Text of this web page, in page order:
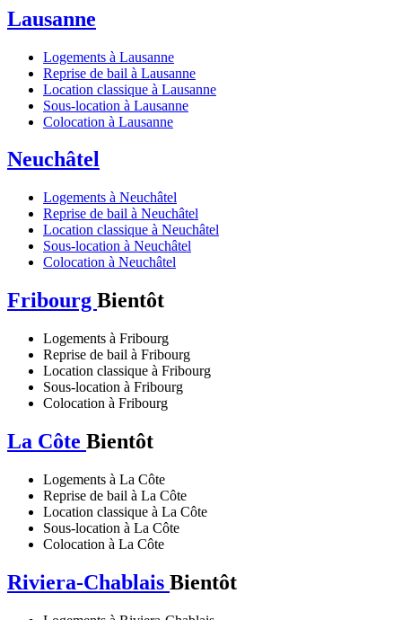
Lausanne
Logements à Lausanne
Reprise de bail à Lausanne
Location classique à Lausanne
Sous-location à Lausanne
Colocation à Lausanne
Neuchâtel
Logements à Neuchâtel
Reprise de bail à Neuchâtel
Location classique à Neuchâtel
Sous-location à Neuchâtel
Colocation à Neuchâtel
Fribourg Bientôt
Logements à Fribourg
Reprise de bail à Fribourg
Location classique à Fribourg
Sous-location à Fribourg
Colocation à Fribourg
La Côte Bientôt
Logements à La Côte
Reprise de bail à La Côte
Location classique à La Côte
Sous-location à La Côte
Colocation à La Côte
Riviera-Chablais Bientôt